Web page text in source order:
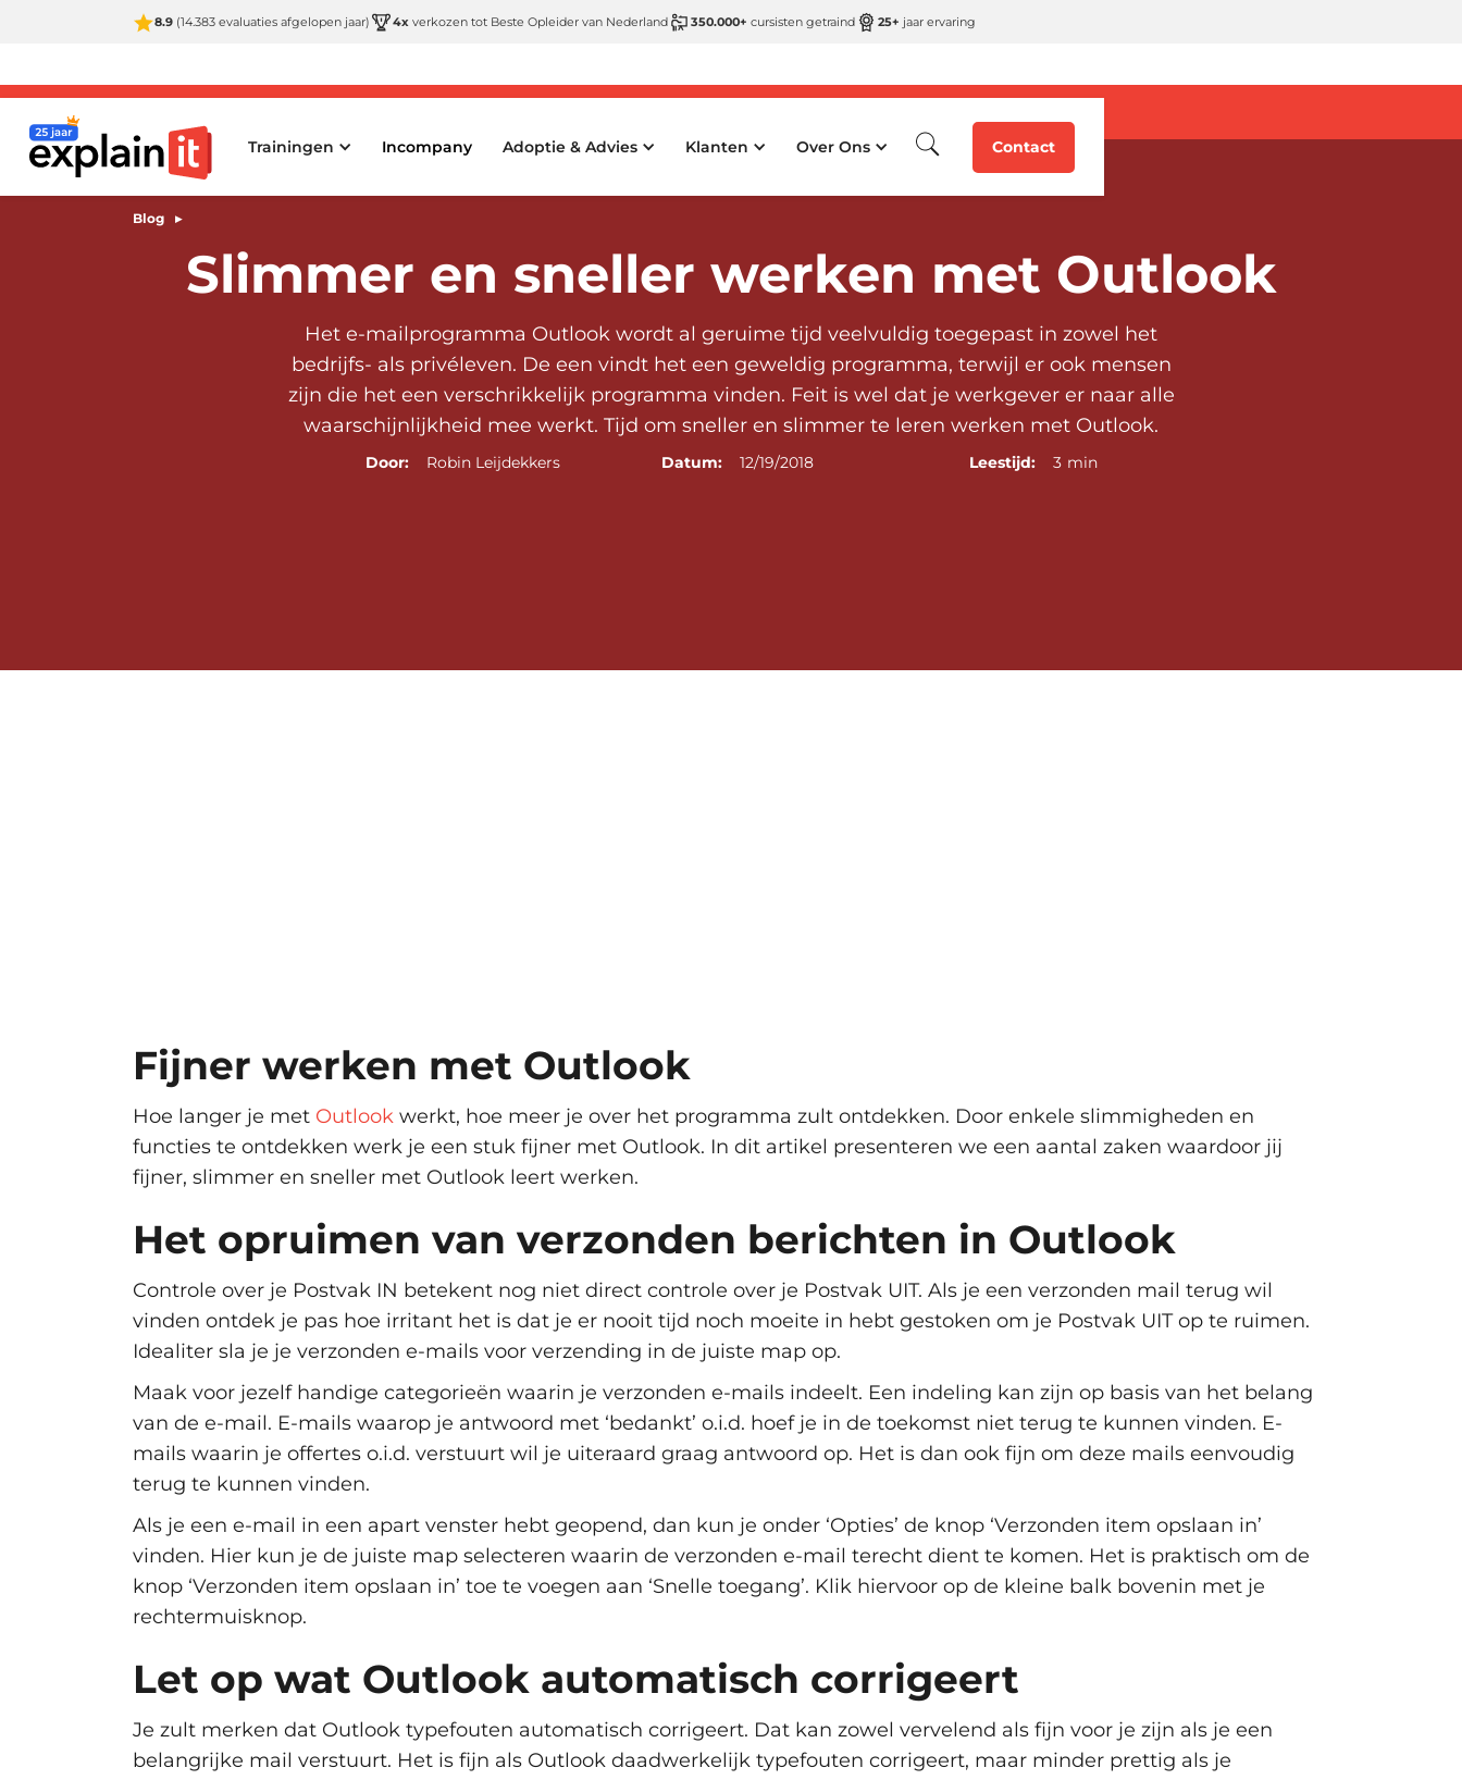
8.9 (14.383 evaluaties afgelopen jaar) 4x verkozen tot Beste Opleider van Nederland 350.000+ cursisten getraind 25+ jaar ervaring
Trainingen Incompany Adoptie & Advies Klanten Over Ons Contact
Blog ▸
Slimmer en sneller werken met Outlook
Het e-mailprogramma Outlook wordt al geruime tijd veelvuldig toegepast in zowel het
bedrijfs- als privéleven. De een vindt het een geweldig programma, terwijl er ook mensen
zijn die het een verschrikkelijk programma vinden. Feit is wel dat je werkgever er naar alle
waarschijnlijkheid mee werkt. Tijd om sneller en slimmer te leren werken met Outlook.
Door: Robin Leijdekkers Datum: 12/19/2018 Leestijd: 3 min
Fijner werken met Outlook
Hoe langer je met Outlook werkt, hoe meer je over het programma zult ontdekken. Door enkele slimmigheden en
functies te ontdekken werk je een stuk fijner met Outlook. In dit artikel presenteren we een aantal zaken waardoor jij
fijner, slimmer en sneller met Outlook leert werken.
Het opruimen van verzonden berichten in Outlook
Controle over je Postvak IN betekent nog niet direct controle over je Postvak UIT. Als je een verzonden mail terug wil
vinden ontdek je pas hoe irritant het is dat je er nooit tijd noch moeite in hebt gestoken om je Postvak UIT op te ruimen.
Idealiter sla je je verzonden e-mails voor verzending in de juiste map op.
Maak voor jezelf handige categorieën waarin je verzonden e-mails indeelt. Een indeling kan zijn op basis van het belang
van de e-mail. E-mails waarop je antwoord met ‘bedankt’ o.i.d. hoef je in de toekomst niet terug te kunnen vinden. E-
mails waarin je offertes o.i.d. verstuurt wil je uiteraard graag antwoord op. Het is dan ook fijn om deze mails eenvoudig
terug te kunnen vinden.
Als je een e-mail in een apart venster hebt geopend, dan kun je onder ‘Opties’ de knop ‘Verzonden item opslaan in’
vinden. Hier kun je de juiste map selecteren waarin de verzonden e-mail terecht dient te komen. Het is praktisch om de
knop ‘Verzonden item opslaan in’ toe te voegen aan ‘Snelle toegang’. Klik hiervoor op de kleine balk bovenin met je
rechtermuisknop.
Let op wat Outlook automatisch corrigeert
Je zult merken dat Outlook typefouten automatisch corrigeert. Dat kan zowel vervelend als fijn voor je zijn als je een
belangrijke mail verstuurt. Het is fijn als Outlook daadwerkelijk typefouten corrigeert, maar minder prettig als je